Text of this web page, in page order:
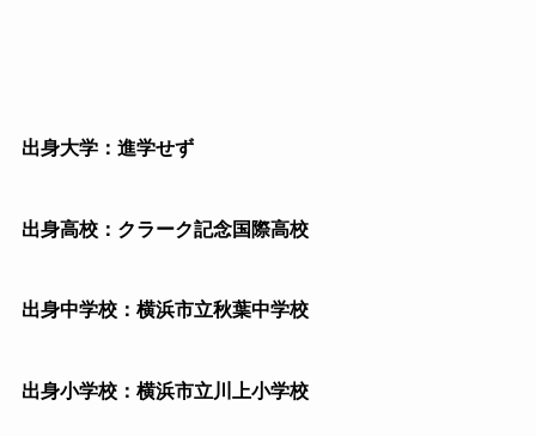
出身大学：進学せず
出身高校：クラーク記念国際高校
出身中学校：横浜市立秋葉中学校
出身小学校：横浜市立川上小学校